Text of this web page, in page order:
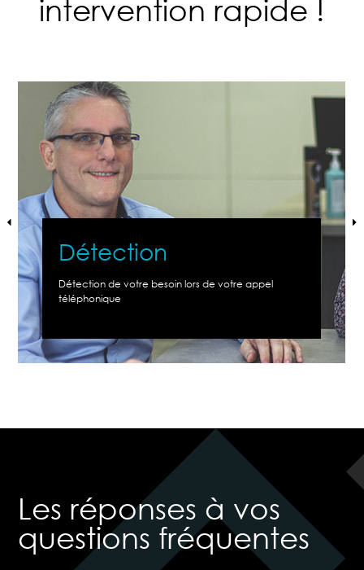
intervention rapide !
Détection
Détection de votre besoin lors de votre appel
téléphonique
Les réponses à vos
questions fréquentes